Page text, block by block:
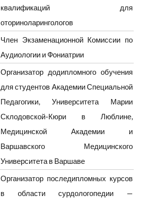
квалификаций для
оториноларингологов
Член Экзаменационной Комиссии по
Аудиологии и Фониатрии
Организатор додипломного обучения
для студентов Академии Специальной
Педагогики, Университета Марии
Склодовской-Кюри в Люблине,
Медицинской Академии и
Варшавского Медицинского
Университета в Варшаве
Организатор последипломных курсов
в области сурдологопедии —